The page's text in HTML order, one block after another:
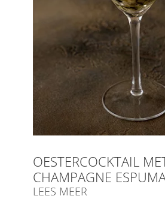
OESTERCOCKTAIL
CHAMPAGNE
LEES MEER